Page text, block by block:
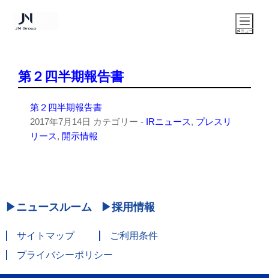
第２四半期報告書
第２四半期報告書
2017年7月14日 カテゴリー - IRニュース, プレスリ
リース, 開示情報
ニュースルーム 採用情報
サイトマップ
ご利用条件
プライバシーポリシー